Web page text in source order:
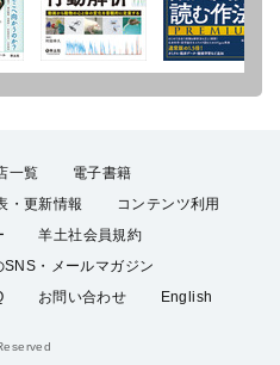
一覧
電子書籍
・更新情報
コンテンツ利用
羊土社会員規約
SNS・メールマガジン
お問い合わせ English